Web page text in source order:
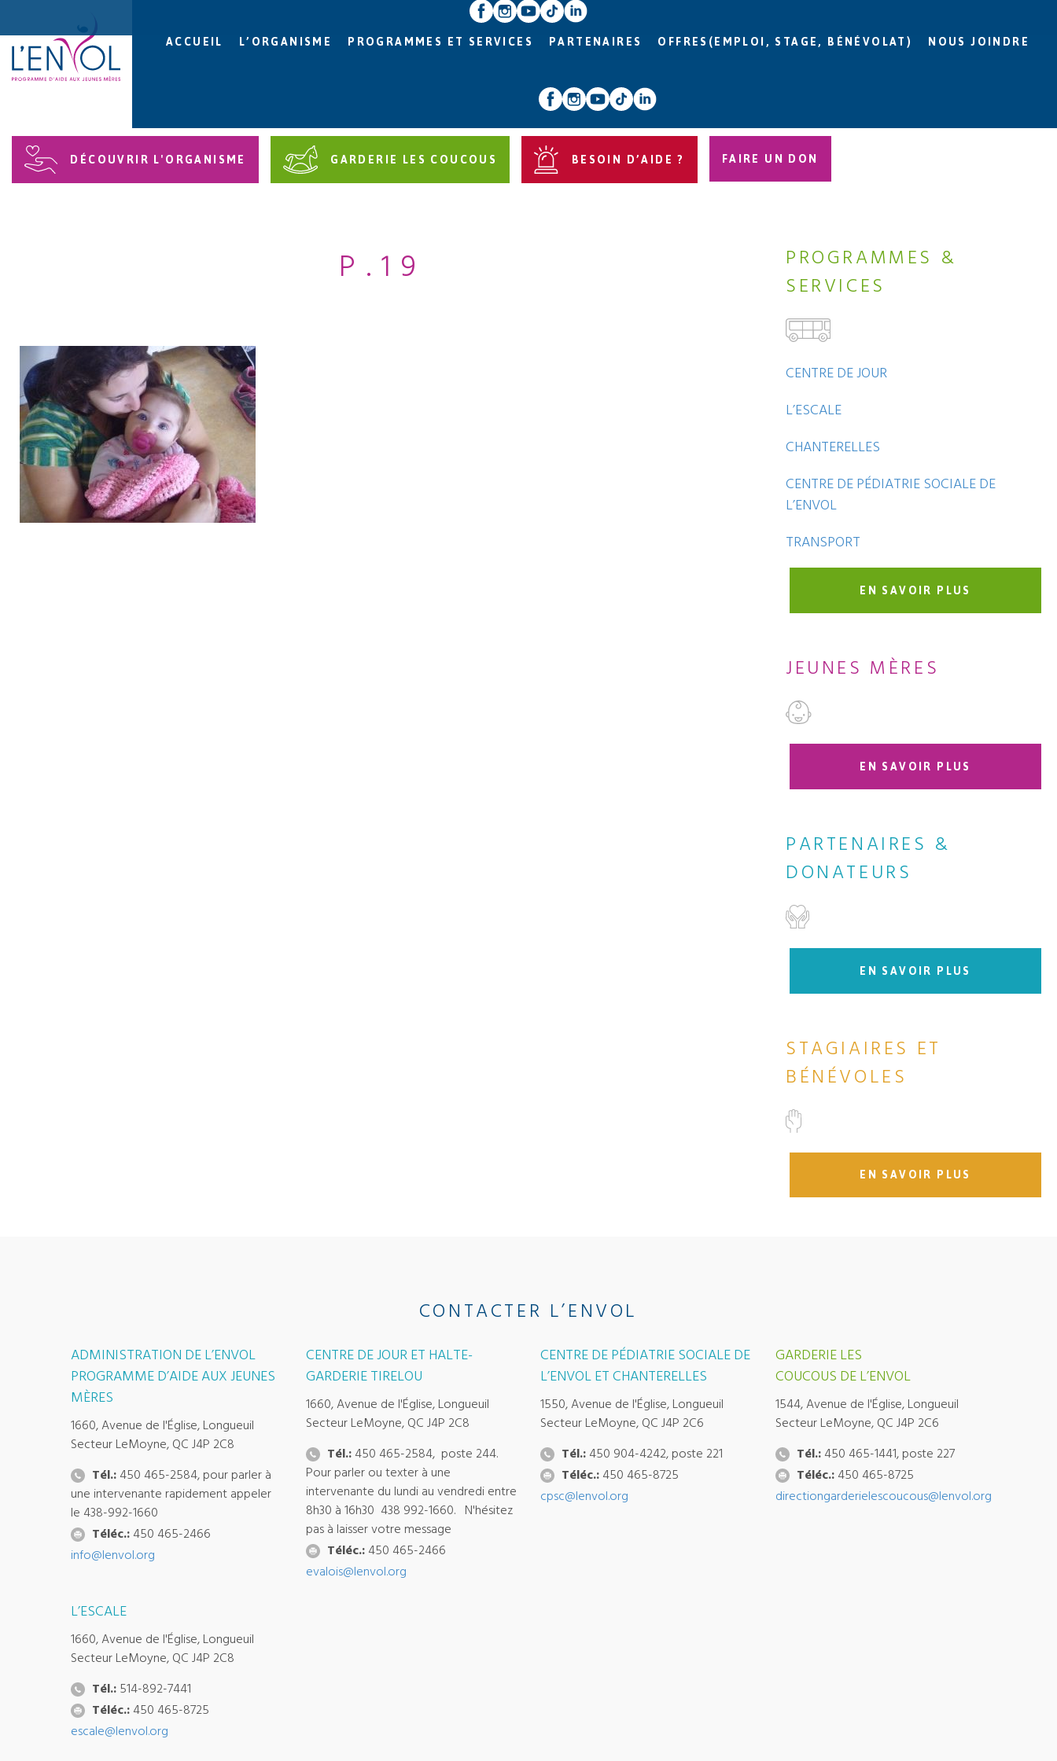
ACCUEIL L’ORGANISME PROGRAMMES ET SERVICES PARTENAIRES OFFRES(EMPLOI, STAGE, BÉNÉVOLAT) NOUS JOINDRE
DÉCOUVRIR L'ORGANISME GARDERIE LES COUCOUS BESOIN D’AIDE ? FAIRE UN DON
P.19
PROGRAMMES &
SERVICES
CENTRE DE JOUR
L’ESCALE
CHANTERELLES
CENTRE DE PÉDIATRIE SOCIALE DE
L’ENVOL
TRANSPORT
EN SAVOIR PLUS
JEUNES MÈRES
EN SAVOIR PLUS
PARTENAIRES &
DONATEURS
EN SAVOIR PLUS
STAGIAIRES ET
BÉNÉVOLES
EN SAVOIR PLUS
CONTACTER L’ENVOL
ADMINISTRATION DE L’ENVOL
PROGRAMME D’AIDE AUX JEUNES
MÈRES
1660, Avenue de l'Église, Longueuil
Secteur LeMoyne, QC J4P 2C8
Tél.: 450 465-2584, pour parler à
une intervenante rapidement appeler
le 438-992-1660
Téléc.: 450 465-2466
info@lenvol.org
CENTRE DE JOUR ET HALTE-
GARDERIE TIRELOU
1660, Avenue de l'Église, Longueuil
Secteur LeMoyne, QC J4P 2C8
Tél.:450 465-2584, poste 244.
Pour parler ou texter à une
intervenante du lundi au vendredi entre
8h30 à 16h30 438 992-1660. N'hésitez
pas à laisser votre message
Téléc.:450 465-2466
evalois@lenvol.org
CENTRE DE PÉDIATRIE SOCIALE DE
L’ENVOL ET CHANTERELLES
1550, Avenue de l'Église, Longueuil
Secteur LeMoyne, QC J4P 2C6
Tél.: 450 904-4242, poste 221
Téléc.: 450 465-8725
cpsc@lenvol.org
GARDERIE LES
COUCOUS DE L’ENVOL
1544, Avenue de l'Église, Longueuil
Secteur LeMoyne, QC J4P 2C6
Tél.:450 465-1441, poste 227
Téléc.:450 465-8725
directiongarderielescoucous@lenvol.org
L’ESCALE
1660, Avenue de l'Église, Longueuil
Secteur LeMoyne, QC J4P 2C8
Tél.: 514-892-7441
Téléc.: 450 465-8725
escale@lenvol.org